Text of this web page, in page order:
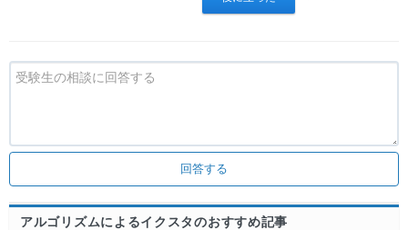
回答する
アルゴリズムによるイクスタのおすすめ記事